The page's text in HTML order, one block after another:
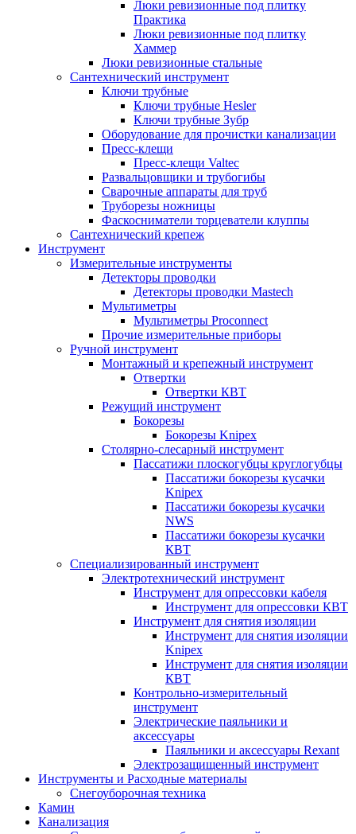
Люки ревизионные под плитку
Практика
Люки ревизионные под плитку
Хаммер
Люки ревизионные стальные
Сантехнический инструмент
Ключи трубные
Ключи трубные Hesler
Ключи трубные Зубр
Оборудование для прочистки канализации
Пресс-клещи
Пресс-клещи Valtec
Развальцовщики и трубогибы
Сварочные аппараты для труб
Труборезы ножницы
Фаскосниматели торцеватели клуппы
Сантехнический крепеж
Инструмент
Измерительные инструменты
Детекторы проводки
Детекторы проводки Mastech
Мультиметры
Мультиметры Proconnect
Прочие измерительные приборы
Ручной инструмент
Монтажный и крепежный инструмент
Отвертки
Отвертки КВТ
Режущий инструмент
Бокорезы
Бокорезы Knipex
Столярно-слесарный инструмент
Пассатижи плоскогубцы круглогубцы
Пассатижи бокорезы кусачки
Knipex
Пассатижи бокорезы кусачки
NWS
Пассатижи бокорезы кусачки
КВТ
Специализированный инструмент
Электротехнический инструмент
Инструмент для опрессовки кабеля
Инструмент для опрессовки КВТ
Инструмент для снятия изоляции
Инструмент для снятия изоляции
Knipex
Инструмент для снятия изоляции
КВТ
Контрольно-измерительный
инструмент
Электрические паяльники и
аксессуары
Паяльники и аксессуары Rexant
Электрозащищенный инструмент
Инструменты и Расходные материалы
Снегоуборочная техника
Камин
Канализация